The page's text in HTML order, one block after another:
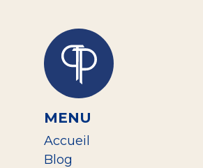
MENU
Accueil
Blog